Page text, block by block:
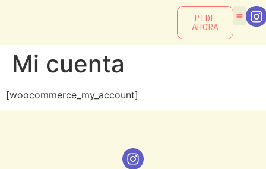
PIDE
AHORA
Mi cuenta
[woocommerce_my_account]